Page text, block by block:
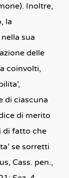
Inoltre,
la
sua
delle
coinvolti,
di ciascuna
di merito
di fatto che
se sorretti
Cass. pen.,